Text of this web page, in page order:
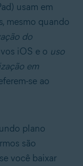
usam em
mesmo quando
do
iOS e o uso
em
se ao
plano
são
você baixar